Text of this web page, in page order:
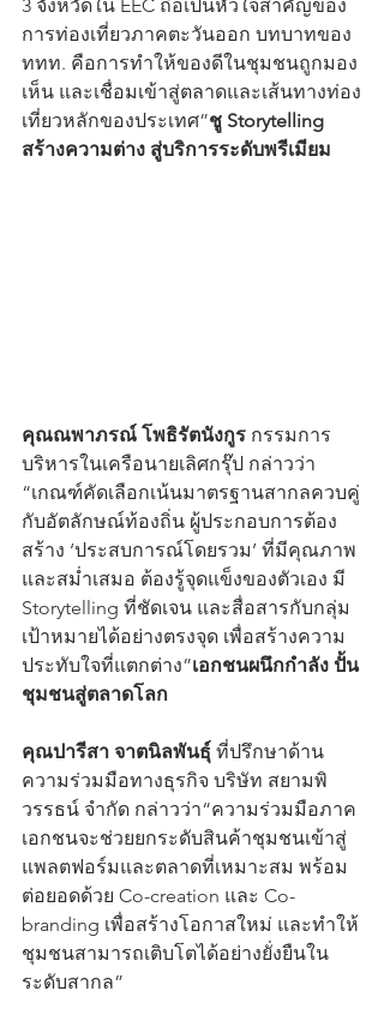
3 จังหวัดใน EEC ถือเป็นหัวใจสำคัญของ
การท่องเที่ยวภาคตะวันออก บทบาทของ
ททท. คือการทำให้ของดีในชุมชนถูกมอง
เห็น และเชื่อมเข้าสู่ตลาดและเส้นทางท่อง
เที่ยวหลักของประเทศ”ชู Storytelling
สร้างความต่าง สู่บริการระดับพรีเมียม
คุณณพาภรณ์ โพธิรัตนังกูร กรรมการ
บริหารในเครือนายเลิศกรุ๊ป กล่าวว่า
“เกณฑ์คัดเลือกเน้นมาตรฐานสากลควบคู่
กับอัตลักษณ์ท้องถิ่น ผู้ประกอบการต้อง
สร้าง ‘ประสบการณ์โดยรวม’ ที่มีคุณภาพ
และสม่ำเสมอ ต้องรู้จุดแข็งของตัวเอง มี
Storytelling ที่ชัดเจน และสื่อสารกับกลุ่ม
เป้าหมายได้อย่างตรงจุด เพื่อสร้างความ
ประทับใจที่แตกต่าง”เอกชนผนึกกำลัง ปั้น
ชุมชนสู่ตลาดโลก
คุณปารีสา จาตนิลพันธุ์ ที่ปรึกษาด้าน
ความร่วมมือทางธุรกิจ บริษัท สยามพิ
วรรธน์ จำกัด กล่าวว่า“ความร่วมมือภาค
เอกชนจะช่วยยกระดับสินค้าชุมชนเข้าสู่
แพลตฟอร์มและตลาดที่เหมาะสม พร้อม
ต่อยอดด้วย Co-creation และ Co-
branding เพื่อสร้างโอกาสใหม่ และทำให้
ชุมชนสามารถเติบโตได้อย่างยั่งยืนใน
ระดับสากล”